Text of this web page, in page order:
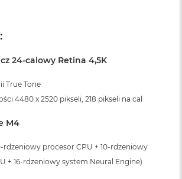
24-calowy Retina 4,5K
True Tone
4480 x 2520 pikseli, 218 pikseli na cal
M4
rdzeniowy procesor CPU + 10-rdzeniowy
+ 16-rdzeniowy system Neural Engine)